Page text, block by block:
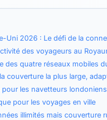
Uni 2026 : Le défi de la
des voyageurs au
des quatre réseaux mobiles
couverture la plus large,
les navetteurs
pour les voyages en ville
illimités mais couverture